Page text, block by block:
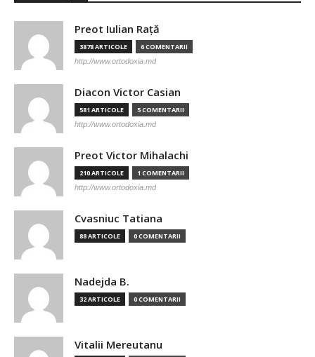
Preot Iulian Raţă
3878 ARTICOLE 6 COMENTARII
http://www.ortodoxia.md
Diacon Victor Casian
581 ARTICOLE 5 COMENTARII
http://www.ortodoxia.md
Preot Victor Mihalachi
210 ARTICOLE 1 COMENTARII
http://www.ortodoxia.md
Cvasniuc Tatiana
88 ARTICOLE 0 COMENTARII
Nadejda B.
32 ARTICOLE 0 COMENTARII
Vitalii Mereutanu